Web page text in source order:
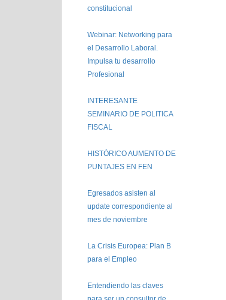
constitucional
Webinar: Networking para
el Desarrollo Laboral.
Impulsa tu desarrollo
Profesional
INTERESANTE
SEMINARIO DE POLITICA
FISCAL
HISTÓRICO AUMENTO DE
PUNTAJES EN FEN
Egresados asisten al
update correspondiente al
mes de noviembre
La Crisis Europea: Plan B
para el Empleo
Entendiendo las claves